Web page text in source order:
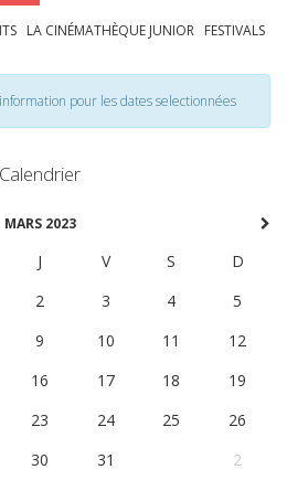
LA CINÉMATHÈQUE JUNIOR FESTIVALS
pour les dates selectionnées
Calendrier
MARS 2023
J V S
D
2 3 4
5
9 10 11
12
16 17 18
19
23 24 25
26
30 31 2